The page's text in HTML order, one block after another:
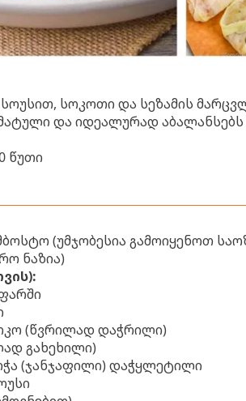
სოკოთი და სეზამის
და იდეალურად აბალანსებს
წუთი
(უმჯობესია გამოიყენოთ
ნაზია)
(წვრილად დაჭრილი)
გახეხილი)
(ჯანჯაფილი) დაჭყლეტილი